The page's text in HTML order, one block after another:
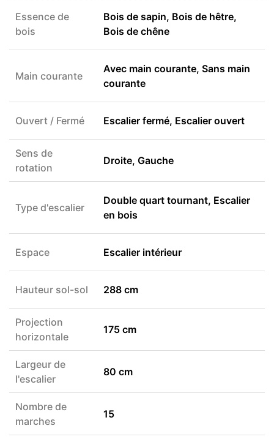
Essence de
bois
Bois de sapin, Bois de hêtre,
Bois de chêne
Main courante
Avec main courante, Sans main
courante
Ouvert / Fermé Escalier fermé, Escalier ouvert
Sens de
rotation
Droite, Gauche
Type d'escalier
Double quart tournant, Escalier
en bois
Espace Escalier intérieur
Hauteur sol-sol 288 cm
Projection
horizontale
175 cm
Largeur de
l'escalier
80 cm
Nombre de
marches
15